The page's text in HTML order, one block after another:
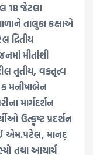
18 જેટલા
તાલુકા કક્ષાએ
મીતાંશી
તૃતીય, વકતૃત્વ
મનીષાબેન
માર્ગદર્શન
ઉત્કૃષ્ટ પ્રદર્શન
એમ.પટેલ, માનદ્
તથા આચાર્ય